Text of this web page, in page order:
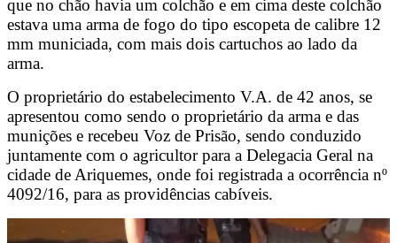
que no chão havia um colchão e em cima deste colchão
estava uma arma de fogo do tipo escopeta de calibre 12
mm municiada, com mais dois cartuchos ao lado da
arma.
O proprietário do estabelecimento V.A. de 42 anos, se
apresentou como sendo o proprietário da arma e das
munições e recebeu Voz de Prisão, sendo conduzido
juntamente com o agricultor para a Delegacia Geral na
cidade de Ariquemes, onde foi registrada a ocorrência nº
4092/16, para as providências cabíveis.